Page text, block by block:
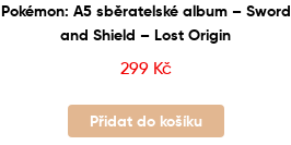
Pokémon: A5 sběratelské album – Sword
and Shield – Lost Origin
299 Kč
Přidat do košíku